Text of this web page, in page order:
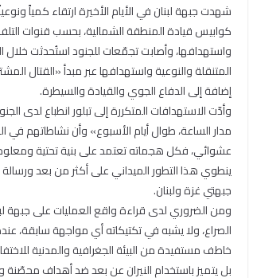
شهدت جبهة لبنان في الأيام الأخيرة ارتقاء كمياً
كوابيس قيادة المنطقة الشمالية، بحسب قنوات
واستهدافها، وأصابت تجمّعات للجنود استُحدثت
المتنقلة والنوعية واستهدافها عبر مبدأ «القتال
إضافة إلى الدفاع الجوي والقيادة والسيطرة.
وأدّت الاستهدافات المتكررة إلى تبلور انطباع لدى
مدار الساعة، طوال أيام الأسبوع» وأن نشاطاتهم
عشوائي، فكل هجماته تعتمد على بنية تحتية
ينطوي هذا التطور الميداني على أكثر من بعد
جبهتي غزة ولبنان.
ومن الضروري لدى قراءة واقع العمليات على جبهة
الصراع، ولا يشبه في تكتيكاته أي مواجهة سابقة،
خاطف مستفيدة من البيئة الجغرافية والمدنية
بل يتميز باستخدام النيران عن بعد ضد أهداف